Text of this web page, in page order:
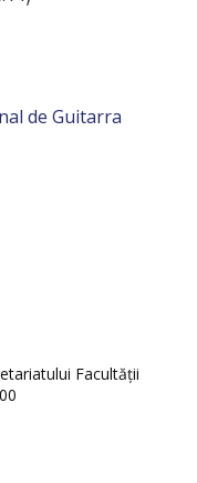
de Guitarra
Facultății